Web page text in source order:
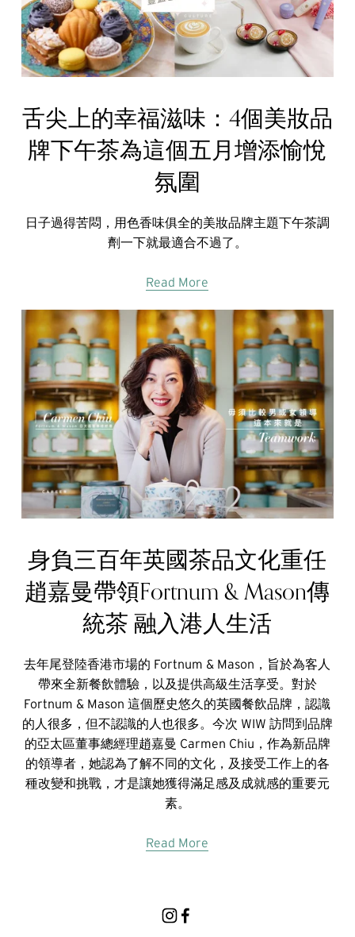
舌尖上的幸福滋味：4個美妝品
牌下午茶為這個五月增添愉悅
氛圍
日子過得苦悶，用色香味俱全的美妝品牌主題下午茶調
劑一下就最適合不過了。
Read More
身負三百年英國茶品文化重任
趙嘉曼帶領Fortnum & Mason傳
統茶 融入港人生活
去年尾登陸香港市場的 Fortnum & Mason，旨於為客人
帶來全新餐飲體驗，以及提供高級生活享受。對於
Fortnum & Mason 這個歷史悠久的英國餐飲品牌，認識
的人很多，但不認識的人也很多。今次 WIW 訪問到品牌
的亞太區董事總經理趙嘉曼 Carmen Chiu，作為新品牌
的領導者，她認為了解不同的文化，及接受工作上的各
種改變和挑戰，才是讓她獲得滿足感及成就感的重要元
素。
Read More